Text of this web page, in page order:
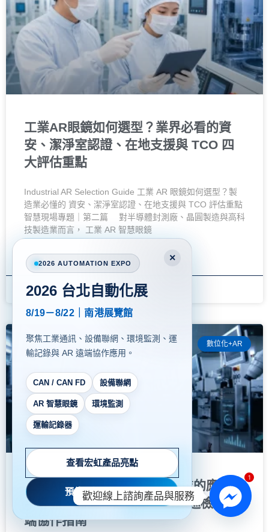
工業AR眼鏡如何選型？業界必看的資
安、潔淨室認證、在地支援與 TCO 四
大評估重點
Industrial AR Selection Guide 工業 AR 眼鏡如何選型？製
造業必懂的 資安、潔淨室認證、在地支援與 TCO 評估重點
智慧現場專題｜第二篇 對半導體封測廠、晶圓製造與高科
技製造業而言， 工業 AR 智慧眼鏡
閱讀更多 »
8 7 月, 2026
數位化+AR
工業AR智慧眼鏡在台灣製造業的應用：
半導體、封測、晶圓廠、智慧巡檢與遠
端協作指南
歡迎線上諮詢產品與服務
×
2026 AUTOMATION EXPO
2026 台北自動化展
8/19－8/22｜南港展覽館
聚焦工業通訊、設備聯網、環境監測、運
輸記錄與 AR 遠端協作應用。
CAN / CAN FD 設備聯網
AR 智慧眼鏡 環境監測
運輸記錄器
查看宏虹產品亮點
預約現場 Demo →